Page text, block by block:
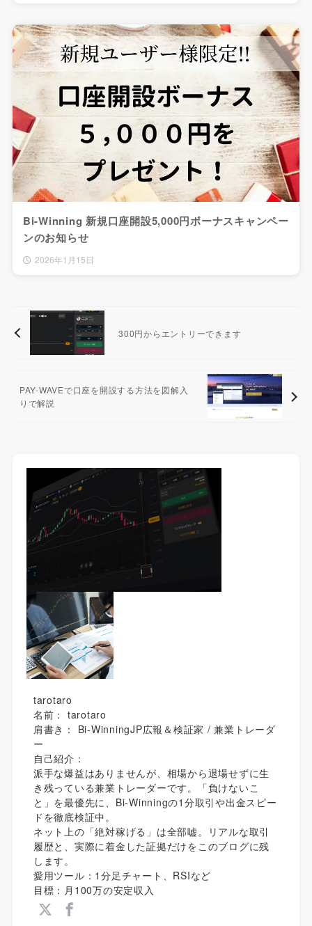
Bi-Winning 新規口座開設5,000円ボーナスキャンペー
ンのお知らせ
2026年1月15日
300円からエントリーできます
PAY-WAVEで口座を開設する方法を図解入
りで解説
tarotaro
名前： tarotaro
肩書き： Bi-WinningJP広報＆検証家 / 兼業トレーダ
ー
自己紹介：
派手な爆益はありませんが、相場から退場せずに生
き残っている兼業トレーダーです。「負けないこ
と」を最優先に、Bi-Winningの1分取引や出金スピー
ドを徹底検証中。
ネット上の「絶対稼げる」は全部嘘。リアルな取引
履歴と、実際に着金した証拠だけをこのブログに残
します。
愛用ツール：1分足チャート、RSIなど
目標：月100万の安定収入